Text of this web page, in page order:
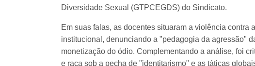
Diversidade Sexual (GTPCEGDS) do Sindicato.
Em suas falas, as docentes situaram a violência contra
institucional, denunciando a "pedagogia da agressão"
monetização do ódio. Complementando a análise, foi
e raça sob a pecha de "identitarismo" e as táticas